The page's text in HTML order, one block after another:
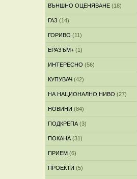
ВЪНШНО ОЦЕНЯВАНЕ (18)
ГАЗ (14)
ГОРИВО (11)
ЕРАЗЪМ+ (1)
ИНТЕРЕСНО (56)
КУПУВАЧ (42)
НА НАЦИОНАЛНО НИВО (27)
НОВИНИ (84)
ПОДКРЕПА (3)
ПОКАНА (31)
ПРИЕМ (6)
ПРОЕКТИ (5)